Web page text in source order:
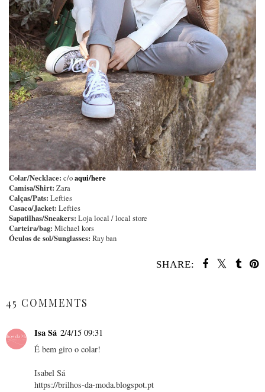
Colar/Necklace: c/oaqui/here
Camisa/Shirt: Zara
Calças/Pats: Lefties
Casaco/Jacket: Lefties
Sapatilhas/Sneakers: Loja local / local store
Carteira/bag: Michael kors
Óculos de sol/Sunglasses: Ray ban
SHARE:
45 COMMENTS
Isa Sá 2/4/15 09:31
É bem giro o colar!
Isabel Sá
https://brilhos-da-moda.blogspot.pt